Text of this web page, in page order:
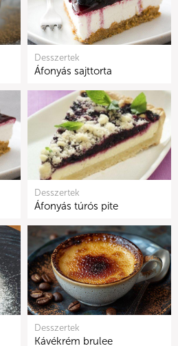
Desszertek
Áfonyás sajttorta
Desszertek
Áfonyás túrós pite
Desszertek
Kávékrém brulee